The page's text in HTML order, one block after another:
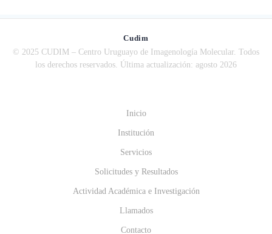
Cudim
© 2025 CUDIM – Centro Uruguayo de Imagenología Molecular. Todos
los derechos reservados. Última actualización: agosto 2026
Inicio
Institución
Servicios
Solicitudes y Resultados
Actividad Académica e Investigación
Llamados
Contacto